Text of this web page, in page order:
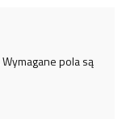
Wymagane pola są